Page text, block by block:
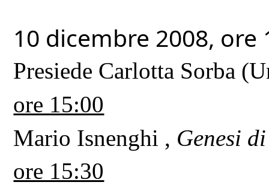
10 dicembre 2008, ore
Presiede Carlotta Sorba
ore 15:00
Mario Isnenghi , Genesi
ore 15:30